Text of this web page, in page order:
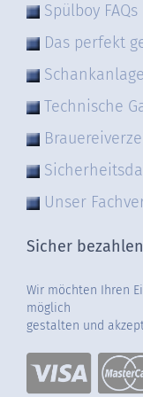
Spülboy FAQs
Das perfekt
Technische
Unser
Sicher bezahlen
Wir möchten Ihren
möglich
gestalten und